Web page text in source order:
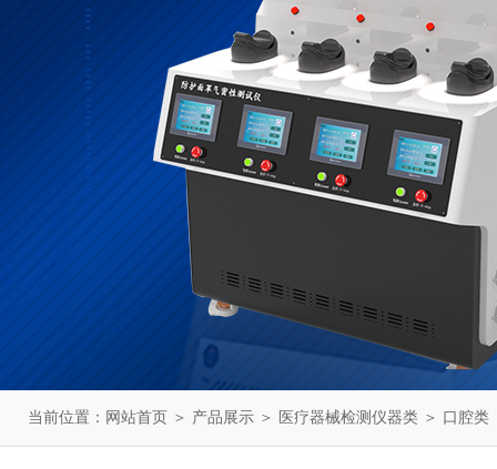
当前位置： 网站首页 ＞ 产品展示 ＞ 医疗器械检测仪器类 ＞ 口腔类